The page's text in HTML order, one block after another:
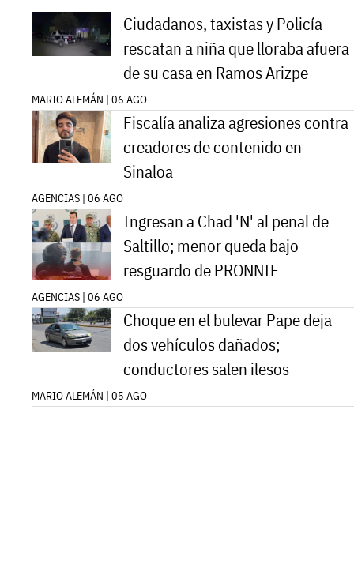
Ciudadanos, taxistas y Policía
rescatan a niña que lloraba afuera
de su casa en Ramos Arizpe
MARIO ALEMÁN | 06 AGO
Fiscalía analiza agresiones contra
creadores de contenido en
Sinaloa
AGENCIAS | 06 AGO
Ingresan a Chad 'N' al penal de
Saltillo; menor queda bajo
resguardo de PRONNIF
AGENCIAS | 06 AGO
Choque en el bulevar Pape deja
dos vehículos dañados;
conductores salen ilesos
MARIO ALEMÁN | 05 AGO